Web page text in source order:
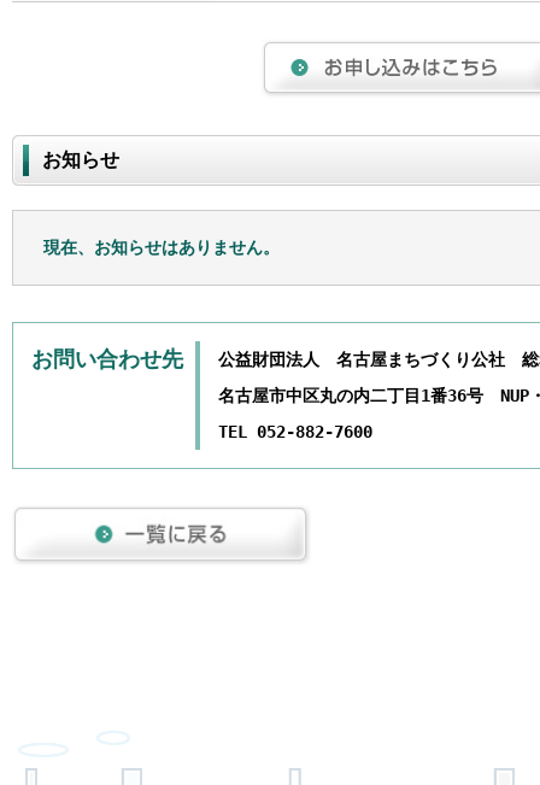
お知らせ
現在、お知らせはありません。
お問い合わせ先
公益財団法人 名古屋まちづくり公社
名古屋市中区丸の内二丁目1番36号 NUP
TEL 052-882-7600